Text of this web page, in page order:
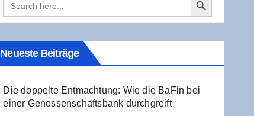
for:
Neu­es­te Beiträge
Die dop­pel­te Ent­mach­tung: Wie die BaFin bei
einer Genos­sen­schafts­bank durchgreift